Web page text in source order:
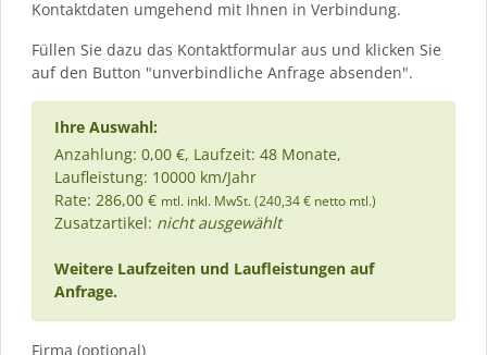
Kontaktdaten umgehend mit Ihnen in Verbindung.
Füllen Sie dazu das Kontaktformular aus und klicken Sie
auf den Button "unverbindliche Anfrage absenden".
Ihre Auswahl:
Anzahlung: 0,00 €, Laufzeit: 48 Monate,
Laufleistung: 10000 km/Jahr
Rate: 286,00 € mtl. inkl. MwSt. (240,34 € netto mtl.)
Zusatzartikel: nicht ausgewählt
Weitere Laufzeiten und Laufleistungen auf
Anfrage.
Firma (optional)